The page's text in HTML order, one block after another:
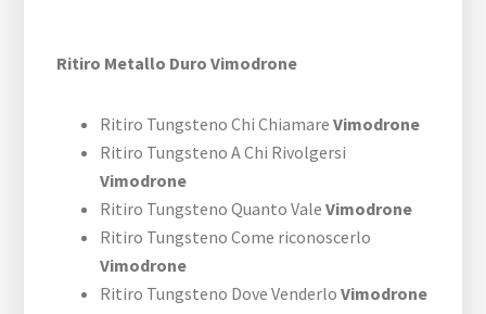
Ritiro Metallo Duro Vimodrone
Ritiro Tungsteno Chi ChiamareVimodrone
Ritiro Tungsteno A Chi Rivolgersi
Vimodrone
Ritiro Tungsteno Quanto ValeVimodrone
Ritiro Tungsteno Come riconoscerlo
Vimodrone
Ritiro Tungsteno Dove VenderloVimodrone